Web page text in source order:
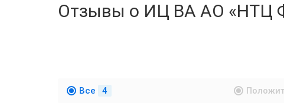
Отзывы о ИЦ ВА АО «НТЦ
Все 4